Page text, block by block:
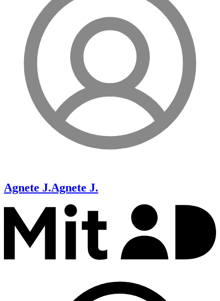
Agnete J.Agnete J.